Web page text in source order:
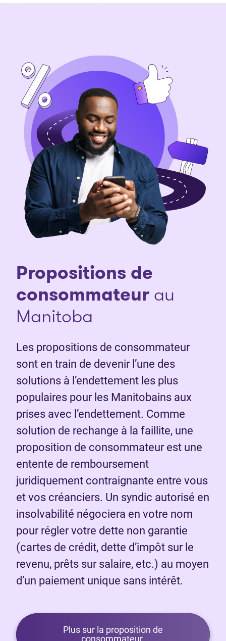
Propositions de
consommateurau
Manitoba
Les propositions de consommateur
sont en train de devenir l’une des
solutions à l’endettement les plus
populaires pour les Manitobains aux
prises avec l’endettement. Comme
solution de rechange à la faillite, une
proposition de consommateur est une
entente de remboursement
juridiquement contraignante entre vous
et vos créanciers. Un syndic autorisé en
insolvabilité négociera en votre nom
pour régler votre dette non garantie
(cartes de crédit, dette d’impôt sur le
revenu, prêts sur salaire, etc.) au moyen
d’un paiement unique sans intérêt.
Plus sur la proposition de
consommateur.